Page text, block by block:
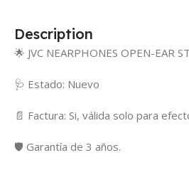
Description
🌟 JVC NEARPHONES OPEN-EAR
🩺 Estado: Nuevo
📄 Factura: Si, válida solo para
🛡️ Garantía de 3 años.